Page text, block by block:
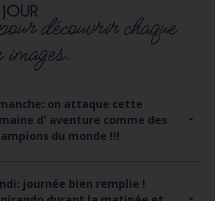
découvrir chaque
on attaque cette
d' aventure comme des
du monde !!!
comme des pros dès le dimanche
journée bien remplie !